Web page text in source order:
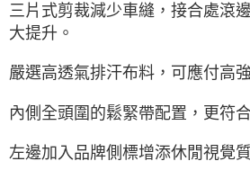
三片式剪裁減少車縫，接合處滾
大提升。
嚴選高透氣排汗布料，可應付高
內側全頭圍的鬆緊帶配置，更符
左邊加入品牌側標增添休閒視覺